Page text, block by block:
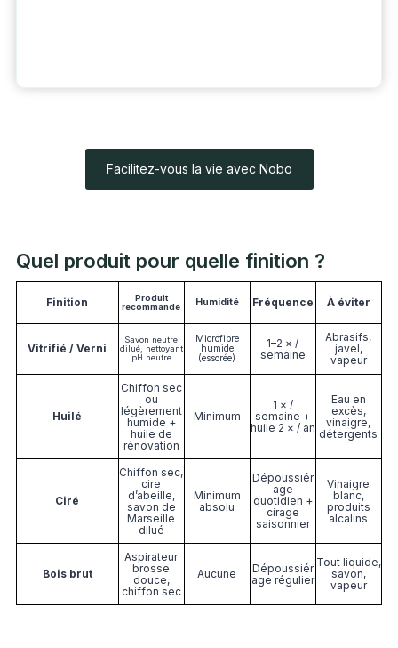
Facilitez-vous la vie avec Nobo
Quel produit pour quelle finition ?
Finition
Produit
recommandé
Humidité Fréquence À éviter
Vitrifié / Verni
Savon neutre
dilué, nettoyant
pH neutre
Microfibre
humide
(essorée)
1–2 × /
semaine
Abrasifs,
javel,
vapeur
Huilé
Chiffon sec
ou
légèrement
humide +
huile de
rénovation
Minimum
1 × /
semaine +
huile 2 × / an
Eau en
excès,
vinaigre,
détergents
Ciré
Chiffon sec,
cire
d’abeille,
savon de
Marseille
dilué
Minimum
absolu
Dépoussiér
age
quotidien +
cirage
saisonnier
Vinaigre
blanc,
produits
alcalins
Bois brut
Aspirateur
brosse
douce,
chiffon sec
Aucune
Dépoussiér
age régulier
Tout liquide,
savon,
vapeur